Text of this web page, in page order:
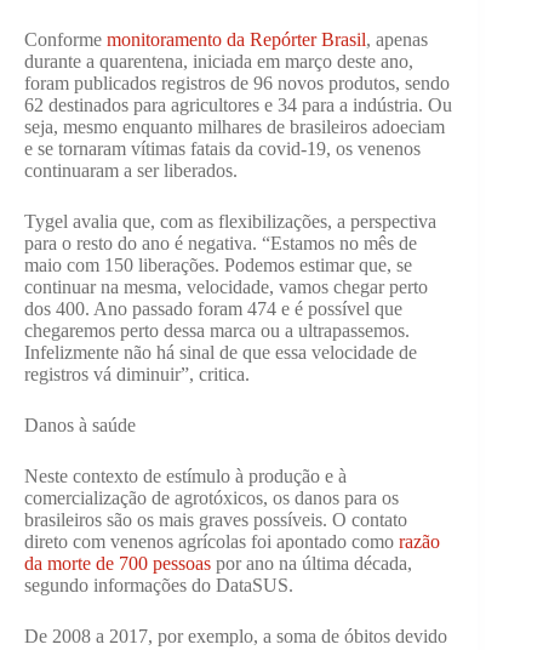
Conforme monitoramento da Repórter Brasil, apenas
durante a quarentena, iniciada em março deste ano,
foram publicados registros de 96 novos produtos, sendo
62 destinados para agricultores e 34 para a indústria. Ou
seja, mesmo enquanto milhares de brasileiros adoeciam
e se tornaram vítimas fatais da covid-19, os venenos
continuaram a ser liberados.
Tygel avalia que, com as flexibilizações, a perspectiva
para o resto do ano é negativa. “Estamos no mês de
maio com 150 liberações. Podemos estimar que, se
continuar na mesma, velocidade, vamos chegar perto
dos 400. Ano passado foram 474 e é possível que
chegaremos perto dessa marca ou a ultrapassemos.
Infelizmente não há sinal de que essa velocidade de
registros vá diminuir”, critica.
Danos à saúde
Neste contexto de estímulo à produção e à
comercialização de agrotóxicos, os danos para os
brasileiros são os mais graves possíveis. O contato
direto com venenos agrícolas foi apontado como razão
da morte de 700 pessoas por ano na última década,
segundo informações do DataSUS.
De 2008 a 2017, por exemplo, a soma de óbitos devido